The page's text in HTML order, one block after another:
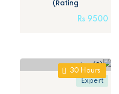
Rating)
9500
Rs
30 Hours
Expert